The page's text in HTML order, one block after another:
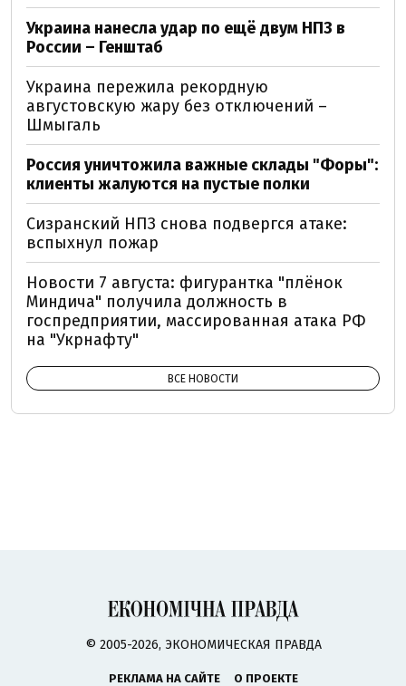
Украина нанесла удар по ещё двум НПЗ в
России – Генштаб
Украина пережила рекордную
августовскую жару без отключений –
Шмыгаль
Россия уничтожила важные склады "Форы":
клиенты жалуются на пустые полки
Сизранский НПЗ снова подвергся атаке:
вспыхнул пожар
Новости 7 августа: фигурантка "плёнок
Миндича" получила должность в
госпредприятии, массированная атака РФ
на "Укрнафту"
ВСЕ НОВОСТИ
© 2005-2026, ЭКОНОМИЧЕСКАЯ ПРАВДА
РЕКЛАМА НА САЙТЕ
О ПРОЕКТЕ